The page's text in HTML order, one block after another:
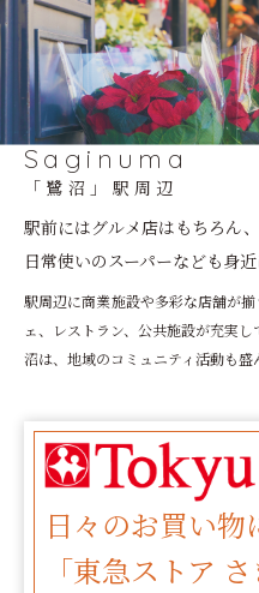
Saginuma
「鷺沼」駅周辺
駅前にはグルメ店はもちろん、
日常使いのスーパーなども身近
駅周辺に商業施設や多彩な店舗が
ェ、レストラン、公共施設が充実
沼は、地域のコミュニティ活動も盛
日々のお買い物
「東急ストア